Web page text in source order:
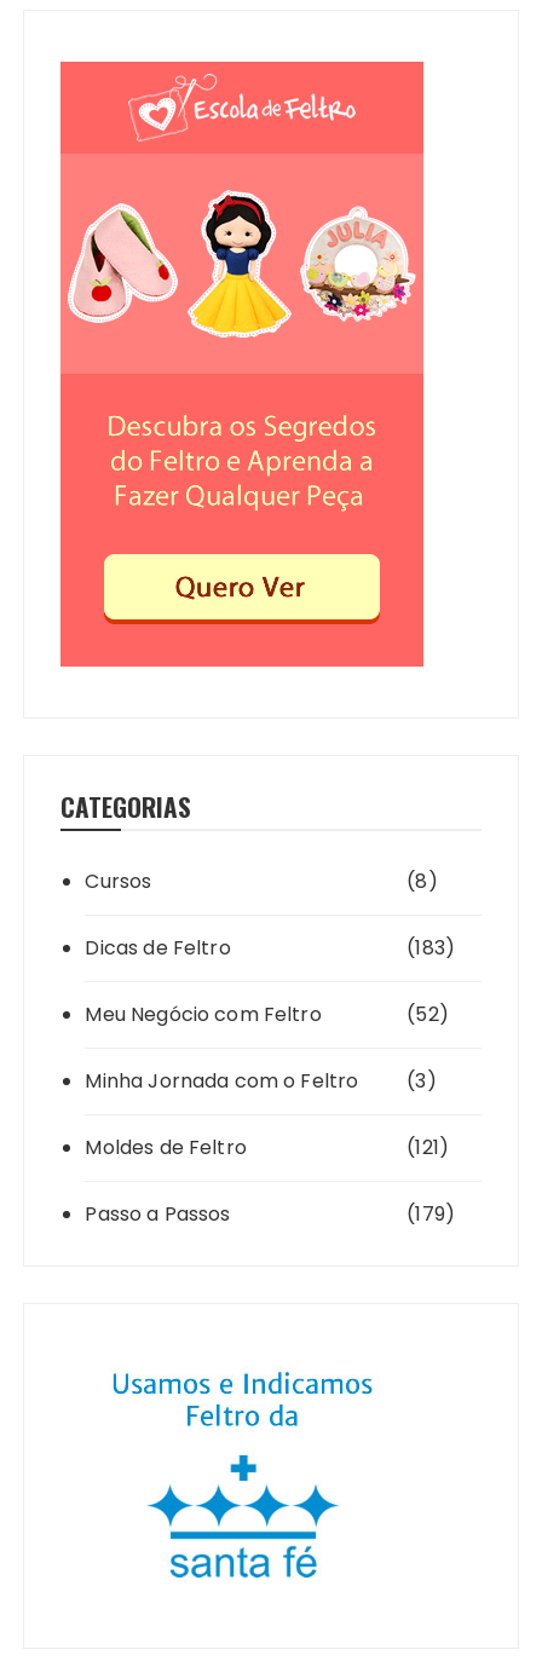
CATEGORIAS
Cursos (8)
Dicas de Feltro (183)
Meu Negócio com Feltro (52)
Minha Jornada com o Feltro (3)
Moldes de Feltro (121)
Passo a Passos (179)